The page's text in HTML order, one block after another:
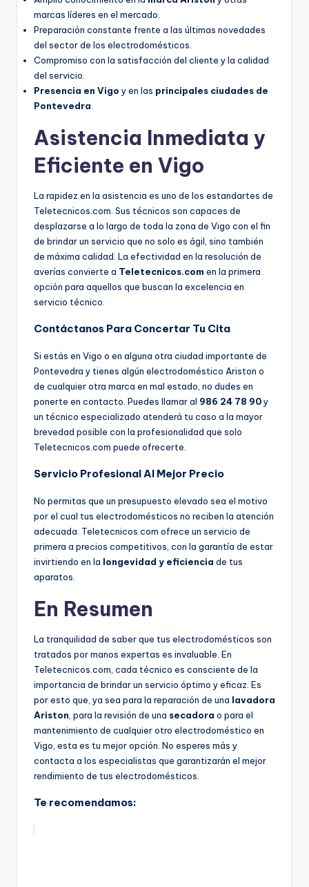
marcas líderes en el mercado.
Preparación constante frente a las últimas novedades
del sector de los electrodomésticos.
Compromiso con la satisfacción del cliente y la calidad
del servicio.
Presencia en Vigo y en las principales ciudades de
Pontevedra
Asistencia Inmediata y
Eficiente en Vigo
La rapidez en la asistencia es uno de los estandartes de
Teletecnicos.com. Sus técnicos son capaces de
desplazarse a lo largo de toda la zona de Vigo con el fin
de brindar un servicio que no solo es ágil, sino también
de máxima calidad. La efectividad en la resolución de
averías convierte a Teletecnicos.com en la primera
opción para aquellos que buscan la excelencia en
servicio técnico.
Contáctanos Para Concertar Tu Cita
Si estás en Vigo o en alguna otra ciudad importante de
Pontevedra y tienes algún electrodoméstico Ariston o
de cualquier otra marca en mal estado, no dudes en
ponerte en contacto. Puedes llamar al 986 24 78 90y
un técnico especializado atenderá tu caso a la mayor
brevedad posible con la profesionalidad que solo
Teletecnicos.com puede ofrecerte.
Servicio Profesional Al Mejor Precio
No permitas que un presupuesto elevado sea el motivo
por el cual tus electrodomésticos no reciben la atención
adecuada. Teletecnicos.com ofrece un servicio de
primera a precios competitivos, con la garantía de estar
invirtiendo en la longevidad y eficiencia de tus
aparatos.
En Resumen
La tranquilidad de saber que tus electrodomésticos son
tratados por manos expertas es invaluable. En
Teletecnicos.com, cada técnico es consciente de la
importancia de brindar un servicio óptimo y eficaz. Es
por esto que, ya sea para la reparación de una lavadora
Ariston , para la revisión de una secadora o para el
mantenimiento de cualquier otro electrodoméstico en
Vigo, esta es tu mejor opción. No esperes más y
contacta a los especialistas que garantizarán el mejor
rendimiento de tus electrodomésticos.
Te recomendamos: